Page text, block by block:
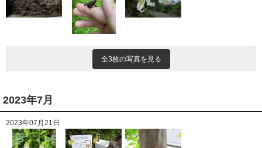
全3枚の写真を見る
2023年7月
2023年07月21日